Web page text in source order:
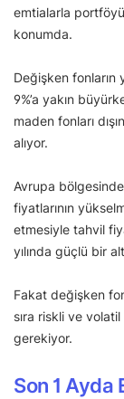
emtialarla
konumda.
Değişken fonların
9%’a yakın
maden fonları
alıyor.
Avrupa
fiyatlarının
etmesiyle tahvil
yılında güçlü bir
Fakat değişken
sıra riskli ve
gerekiyor.
Son 1 Ayda